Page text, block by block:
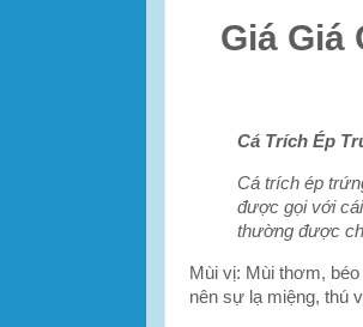
Giá Giá
Cá Trích Ép
Cá trích ép
được gọi với
thường được
Mùi vị: Mùi thơm,
nên sự lạ miệng, thú